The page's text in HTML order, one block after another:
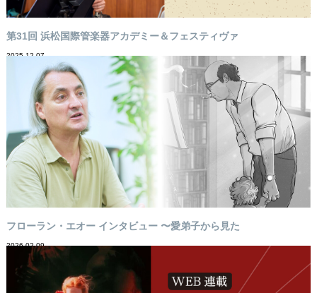
第31回 浜松国際管楽器アカデミー＆フェスティヴァ
2025-12-07
フローラン・エオー インタビュー 〜愛弟子から見た
2026-02-09